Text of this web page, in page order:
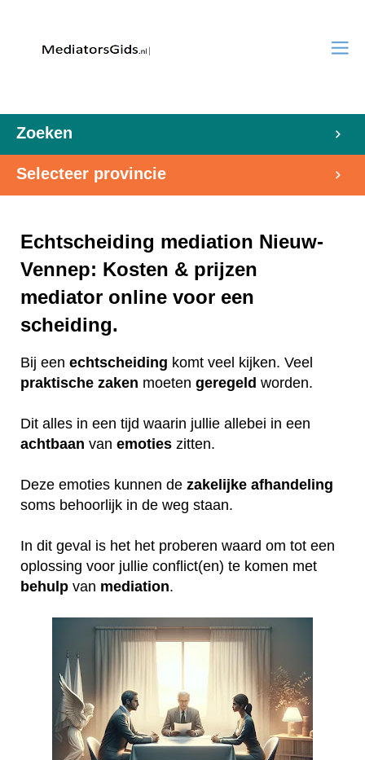
Zoeken
Selecteer provincie
Echtscheiding mediation Nieuw-
Vennep: Kosten & prijzen
mediator online voor een
scheiding.
Bij een echtscheiding komt veel kijken. Veel
praktische zaken moeten geregeld worden.
Dit alles in een tijd waarin jullie allebei in een
achtbaan van emoties zitten.
Deze emoties kunnen de zakelijke afhandeling
soms behoorlijk in de weg staan.
In dit geval is het het proberen waard om tot een
oplossing voor jullie conflict(en) te komen met
behulp van mediation.